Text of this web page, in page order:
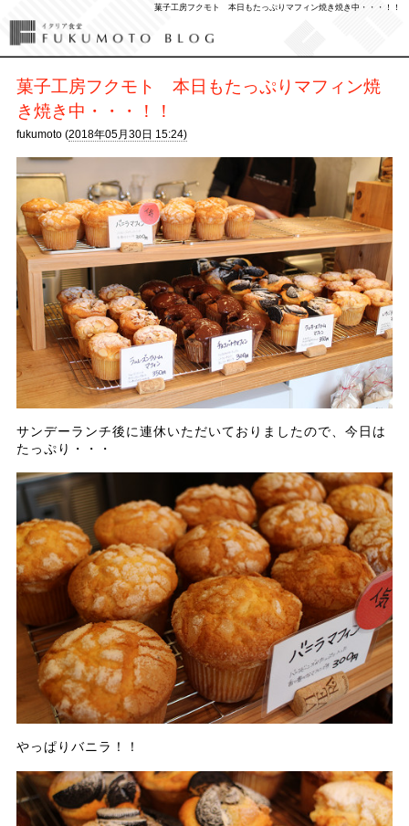
菓子工房フクモト 本日もたっぷりマフィン焼き焼き中・・・！！
菓子工房フクモト 本日もたっぷりマフィン焼
き焼き中・・・！！
fukumoto (2018年05月30日 15:24)
サンデーランチ後に連休いただいておりましたので、今日は
たっぷり・・・
やっぱりバニラ！！